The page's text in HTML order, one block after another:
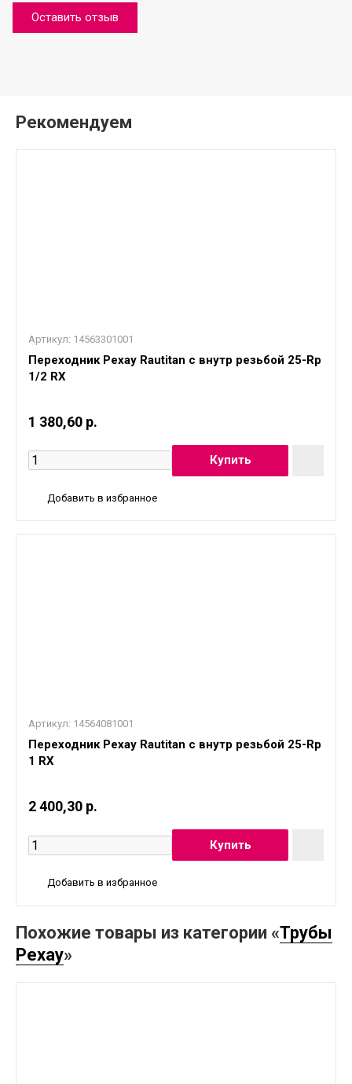
Оставить отзыв
Рекомендуем
Артикул: 14563301001
Переходник Рехау Rautitan с внутр резьбой 25-Rp
1/2 RX
1 380,60 р.
Добавить в избранное
Артикул: 14564081001
Переходник Рехау Rautitan с внутр резьбой 25-Rp
1 RX
2 400,30 р.
Добавить в избранное
Похожие товары из категории «Трубы
Рехау»